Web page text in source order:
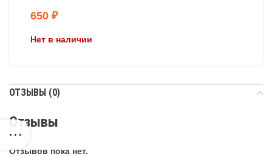
650 ₽
Нет в наличии
ОТЗЫВЫ (0)
Отзывы
Отзывов пока нет.